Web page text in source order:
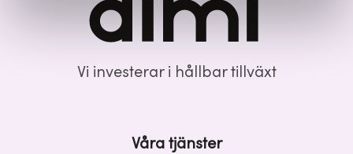
Vi investerar i hållbar tillväxt
Våra tjänster